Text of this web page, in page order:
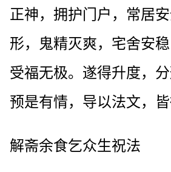
正神，拥护门户，常居
形，鬼精灭爽，宅舍安稳
受福无极。遂得升度，
预是有情，导以法文，皆
解斋余食乞众生祝法